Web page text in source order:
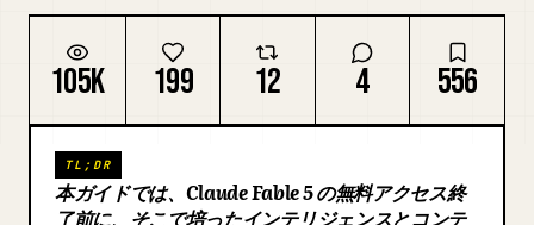
ダウンロード
ブログ
105K 199 12 4 556
TL;DR
本ガイドでは、Claude Fable 5 の無料アクセス終
了前に、そこで培ったインテリジェンスとコンテ